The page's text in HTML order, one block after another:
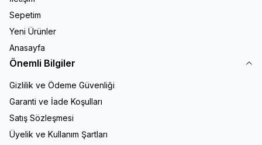
Sepetim
Yeni Ürünler
Anasayfa
Önemli Bilgiler
Gizlilik ve Ödeme Güvenliği
Garanti ve İade Koşulları
Satış Sözleşmesi
Üyelik ve Kullanım Şartları